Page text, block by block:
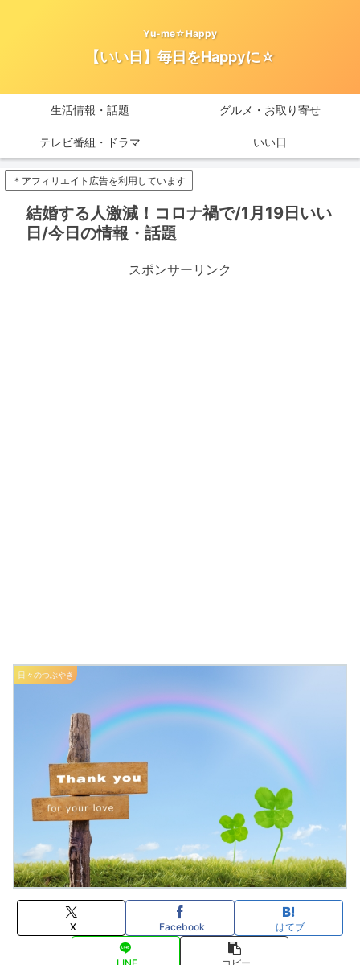
Yu-me☆Happy
【いい日】毎日をHappyに☆
生活情報・話題 グルメ・お取り寄せ
テレビ番組・ドラマ いい日
＊アフィリエイト広告を利用しています
結婚する人激減！コロナ禍で/1月19日いい
日/今日の情報・話題
スポンサーリンク
日々のつぶやき
X Facebook はてブ